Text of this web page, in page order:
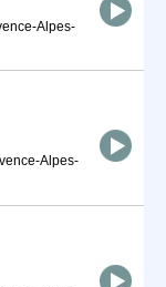
Alpes-
Alpes-